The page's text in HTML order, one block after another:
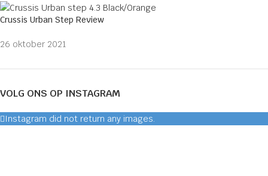
Crussis Urban Step Review
26 oktober 2021
VOLG ONS OP INSTAGRAM
Instagram did not return any images.